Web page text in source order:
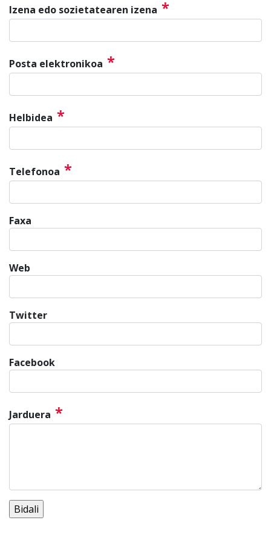
Izena edo sozietatearen izena *
Posta elektronikoa *
Helbidea *
Telefonoa *
Faxa
Web
Twitter
Facebook
Jarduera *